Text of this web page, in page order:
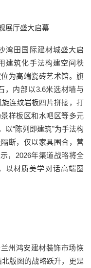
展厅盛大启幕
湾田国际建材城盛大启
建筑化手法构建空间秩
为高端瓷砖艺术馆。旗
，内部以3.6米选材墙与
连纹岩板四片拼接，打
样板区和水吧区等多元
“陈列即建筑”为手法构
断，仅以家具围合，营
，2026年渠道战略将全
以材质美学对话高端圈
州鸿安建材装饰市场恢
版图的战略跃升，更是